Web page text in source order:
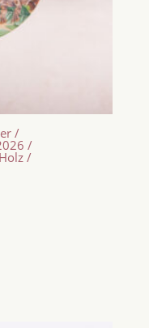
/
/
/